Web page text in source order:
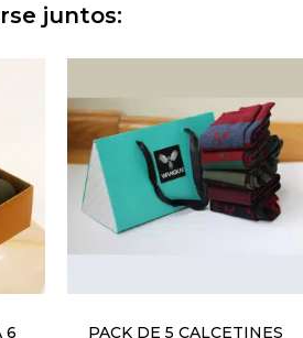
juntos:
6
PACK DE 5 CALCETINES